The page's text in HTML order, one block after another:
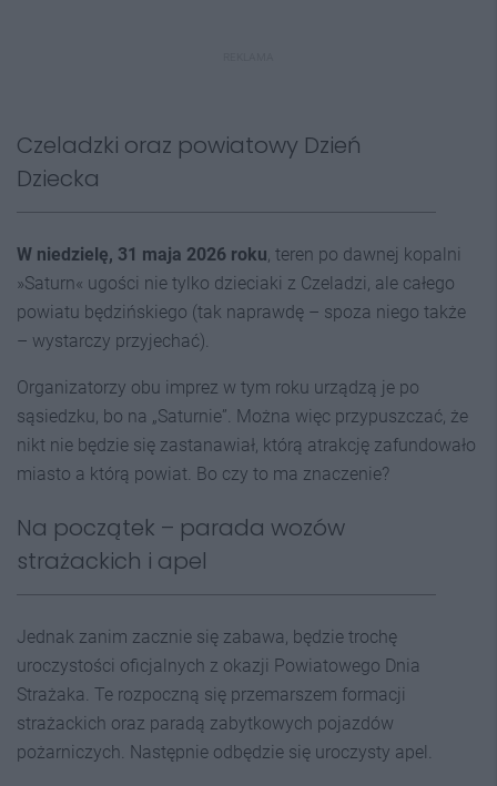
Czeladzki oraz powiatowy Dzień
Dziecka
W niedzielę, 31 maja 2026 roku, teren po dawnej kopalni
»Saturn« ugości nie tylko dzieciaki z Czeladzi, ale całego
powiatu będzińskiego (tak naprawdę – spoza niego także
– wystarczy przyjechać).
Organizatorzy obu imprez w tym roku urządzą je po
sąsiedzku, bo na „Saturnie”. Można więc przypuszczać, że
nikt nie będzie się zastanawiał, którą atrakcję zafundowało
miasto a którą powiat. Bo czy to ma znaczenie?
Na początek – parada wozów
strażackich i apel
Jednak zanim zacznie się zabawa, będzie trochę
uroczystości oficjalnych z okazji Powiatowego Dnia
Strażaka. Te rozpoczną się przemarszem formacji
strażackich oraz paradą zabytkowych pojazdów
pożarniczych. Następnie odbędzie się uroczysty apel.